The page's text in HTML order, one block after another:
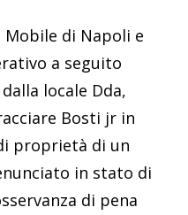
Mobile di Napoli e
a seguito
locale Dda,
Bosti jr in
proprietà di un
in stato di
di pena